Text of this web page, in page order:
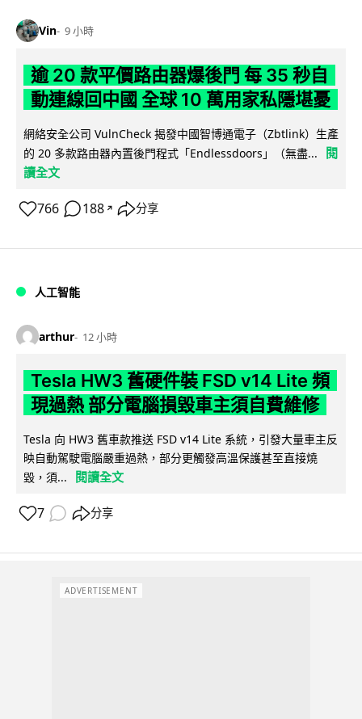
Vin 9 小時
逾 20 款平價路由器爆後門 每 35 秒自
動連線回中國 全球 10 萬用家私隱堪憂
網絡安全公司 VulnCheck 揭發中國智博通電子（Zbtlink）生產
的 20 多款路由器內置後門程式「Endlessdoors」（無盡...
閱
讀全文
766 188 ↗ 分享
人工智能
arthur 12 小時
Tesla HW3 舊硬件裝 FSD v14 Lite 頻
現過熱 部分電腦損毀車主須自費維修
Tesla 向 HW3 舊車款推送 FSD v14 Lite 系統，引發大量車主反
映自動駕駛電腦嚴重過熱，部分更觸發高溫保護甚至直接燒
毀，須...
閱讀全文
7 分享
ADVERTISEMENT